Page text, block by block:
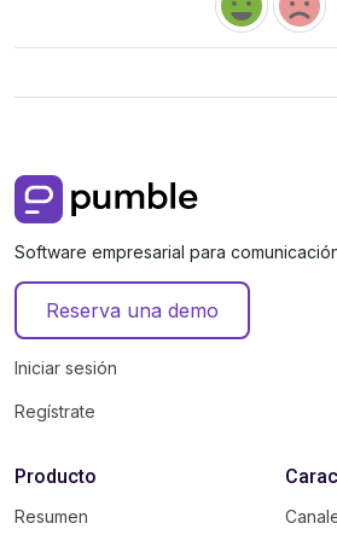
Software empresarial para
Reserva una demo
Iniciar sesión
Regístrate
Producto
Resumen